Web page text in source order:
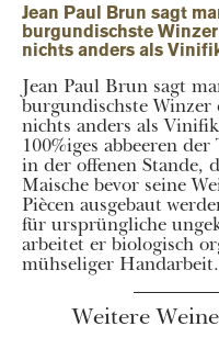
Jean Paul Brun sagt
burgundischste
nichts anders als
Jean Paul Brun sagt
burgundischste Winzer
nichts anders als
100%iges abbeeren
in der offenen Stande,
Maische bevor seine
Piècen ausgebaut
für ursprüngliche
arbeitet er biologisch
mühseliger Handarbeit.
Weitere